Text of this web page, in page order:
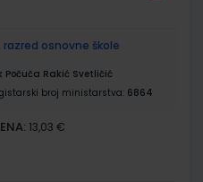
razred osnovne škole
Rakić Svetličić
broj ministarstva: 6864
13,03 €